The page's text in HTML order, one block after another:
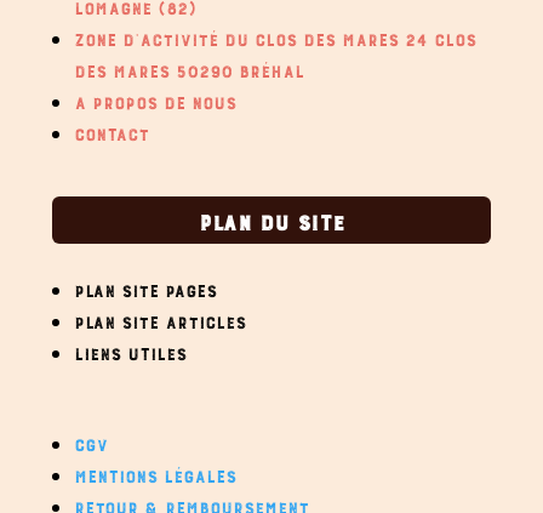
LOMAGNE (82)
ZONE D’ACTIVITÉ DU CLOS DES MARES 24 CLOS
DES MARES 50290 BRÉHAL
A PROPOS DE NOUS
CONTACT
PLAN DU SITE
PLAN SITE PAGES
PLAN SITE ARTICLES
LIENS UTILES
CGV
MENTIONS LÉGALES
RETOUR & REMBOURSEMENT